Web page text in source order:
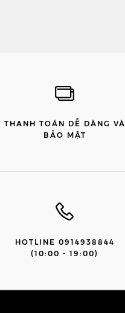
THANH TOÁN DỄ DÀNG VÀ
BẢO MẬT
HOTLINE 0914938844
(10:00 - 19:00)